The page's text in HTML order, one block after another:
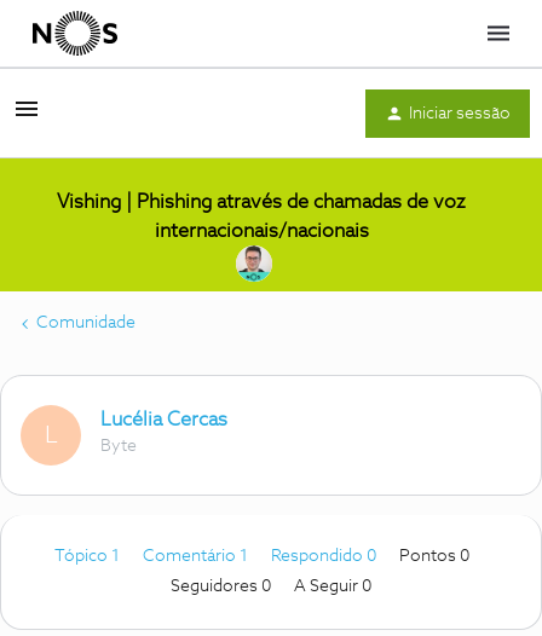
Menu
Iniciar sessão
Vishing | Phishing através de chamadas de voz
internacionais/nacionais
Comunidade
L
Lucélia Cercas
Byte
Tópico 1 Comentário 1 Respondido 0
Pontos 0
Seguidores 0 A Seguir 0